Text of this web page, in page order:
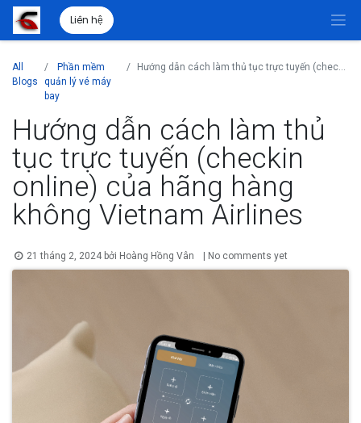
Liên hệ
All
Blogs
Phần mềm
quản lý vé máy
bay
Hướng dẫn cách làm thủ tục trực tuyến (checkin online) của hãng hàng không Vietnam Airlines
Hướng dẫn cách làm thủ
tục trực tuyến (checkin
online) của hãng hàng
không Vietnam Airlines
21 tháng 2, 2024 bởi Hoàng Hồng Vân | No comments yet